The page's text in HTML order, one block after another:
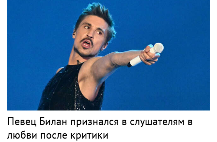
Певец Билан признался в слушателям в
любви после критики